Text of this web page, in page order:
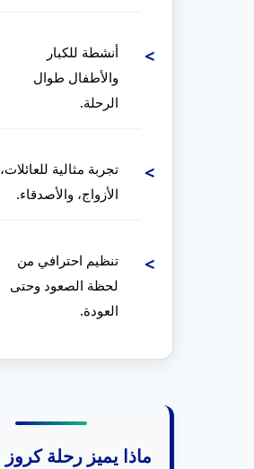
أنشطة للكبار
والأطفال طوال
الرحلة.
تجربة مثالية للعائلات،
الأزواج، والأصدقاء.
تنظيم احترافي من
لحظة الصعود وحتى
العودة.
ماذا يميز رحلة كروز